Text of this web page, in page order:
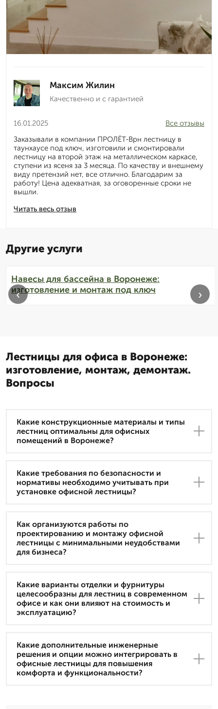
Максим Жилин
Качественно и с гарантией
16.01.2025
Читать весь отзыв
Все отзывы
Заказывали в компании ПРОЛЁТ-Врн лестницу в
таунхаусе под ключ, изготовили и смонтировали
лестницу на второй этаж на металлическом каркасе,
ступени из ясеня за 3 месяца. По качеству и внешнему
виду претензий нет, все отлично. Благодарим за
работу! Цена адекватная, за оговоренные сроки не
вышли.
Другие услуги
Навесы для бассейна в Воронеже:
изготовление и монтаж под ключ
‹ ›
Лестницы для офиса в Воронеже:
изготовление, монтаж, демонтаж.
Вопросы
Какие конструкционные материалы и типы
лестниц оптимальны для офисных
помещений в Воронеже?
Какие требования по безопасности и
нормативы необходимо учитывать при
установке офисной лестницы?
Как организуются работы по
проектированию и монтажу офисной
лестницы с минимальными неудобствами
для бизнеса?
Какие варианты отделки и фурнитуры
целесообразны для лестниц в современном
офисе и как они влияют на стоимость и
эксплуатацию?
Какие дополнительные инженерные
решения и опции можно интегрировать в
офисные лестницы для повышения
комфорта и функциональности?